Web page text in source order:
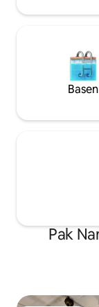
lodówka,
Stawka dla łodzi
450 THB/7 dni
Basen
Pak